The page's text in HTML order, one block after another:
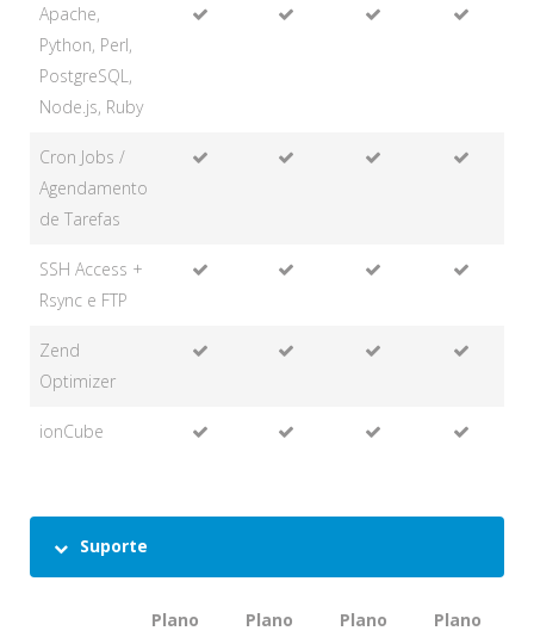
Apache,
Python, Perl,
PostgreSQL,
Node.js, Ruby
Cron Jobs /
Agendamento
de Tarefas
SSH Access +
Rsync e FTP
Zend
Optimizer
ionCube
Suporte
Plano
Plano
Plano
Plano